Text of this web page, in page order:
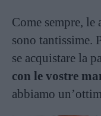
Come sempre,
sono tantissime.
se acquistare la
con le vostre
abbiamo